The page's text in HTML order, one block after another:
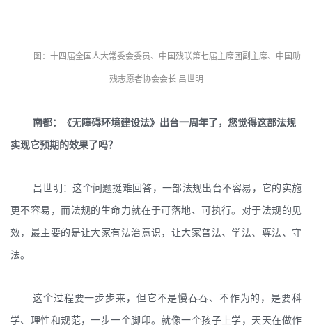
图：十四届全国人大常委会委员、中国残联第七届主席团副主席、中国助
残志愿者协会会长 吕世明
南都：《无障碍环境建设法》出台一周年了，您觉得这部法规
实现它预期的效果了吗？
吕世明：这个问题挺难回答，一部法规出台不容易，它的实施
更不容易，而法规的生命力就在于可落地、可执行。对于法规的见
效，最主要的是让大家有法治意识，让大家普法、学法、尊法、守
法。
这个过程要一步步来，但它不是慢吞吞、不作为的，是要科
学、理性和规范，一步一个脚印。就像一个孩子上学，天天在做作